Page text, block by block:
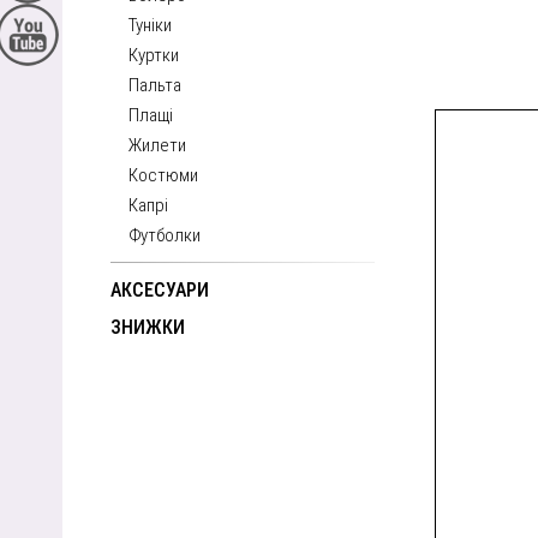
Туніки
Куртки
Пальта
Плащі
Жилети
Костюми
Капрі
Футболки
АКСЕСУАРИ
ЗНИЖКИ